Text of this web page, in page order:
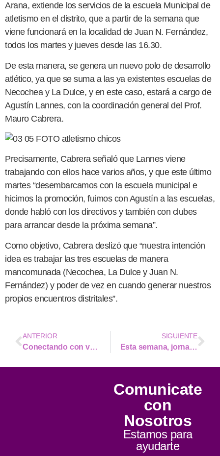
Arana, extiende los servicios de la escuela Municipal de
atletismo en el distrito, que a partir de la semana que
viene funcionará en la localidad de Juan N. Fernández,
todos los martes y jueves desde las 16.30.
De esta manera, se genera un nuevo polo de desarrollo
atlético, ya que se suma a las ya existentes escuelas de
Necochea y La Dulce, y en este caso, estará a cargo de
Agustín Lannes, con la coordinación general del Prof.
Mauro Cabrera.
Precisamente, Cabrera señaló que Lannes viene
trabajando con ellos hace varios años, y que este último
martes “desembarcamos con la escuela municipal e
hicimos la promoción, fuimos con Agustín a las escuelas,
donde habló con los directivos y también con clubes
para arrancar desde la próxima semana”.
Como objetivo, Cabrera deslizó que “nuestra intención
idea es trabajar las tres escuelas de manera
mancomunada (Necochea, La Dulce y Juan N.
Fernández) y poder de vez en cuando generar nuestros
propios encuentros distritales”.
ANTERIOR
Conectando con vos, ahora a través de WhatsApp
SIGUIENTE
Esta semana, jornadas de abuso sexual infantil, violencia y adicciones en el municipio
Comunicate
con
Nosotros
Estamos para
ayudarte